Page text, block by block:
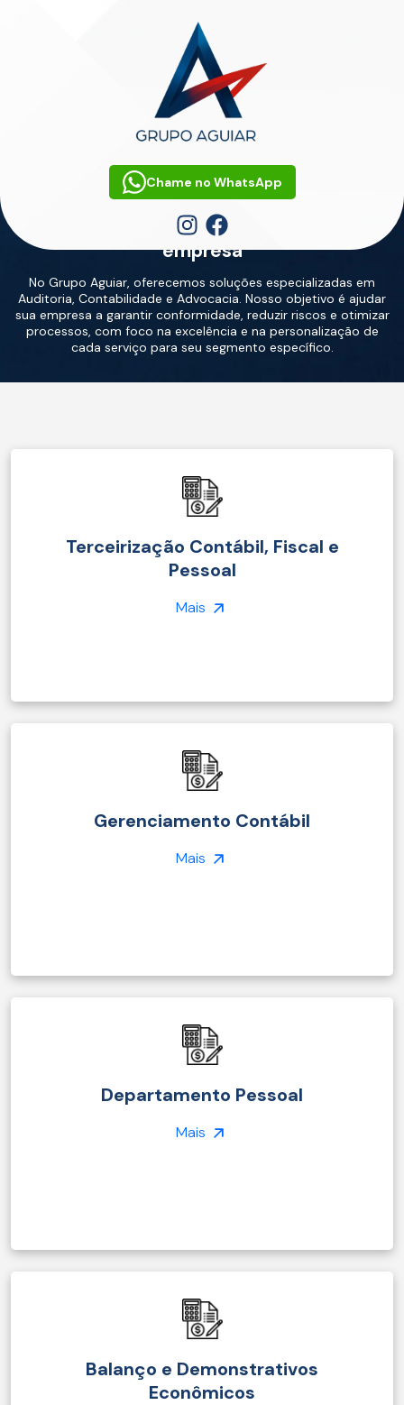
Chame no WhatsApp
home / serviços
Confira o que podemos fazer para sua
empresa
No Grupo Aguiar, oferecemos soluções especializadas em
Auditoria, Contabilidade e Advocacia. Nosso objetivo é ajudar
sua empresa a garantir conformidade, reduzir riscos e otimizar
processos, com foco na excelência e na personalização de
cada serviço para seu segmento específico.
Terceirização Contábil, Fiscal e
Pessoal
Mais
Gerenciamento Contábil
Mais
Departamento Pessoal
Mais
Balanço e Demonstrativos
Econômicos